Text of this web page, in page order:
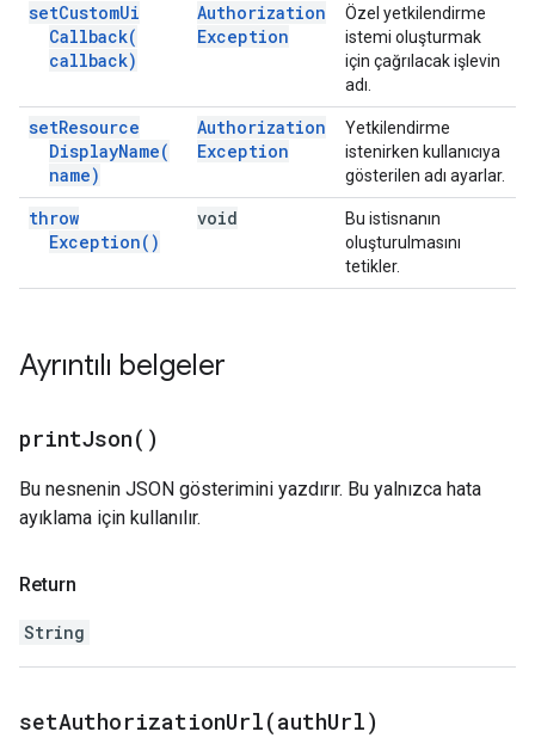
setCustomUi
Callback(
callback)
Authorization
Exception
Özel yetkilendirme
istemi oluşturmak
için çağrılacak işlevin
adı.
setResource
DisplayName(
name)
Authorization
Exception
Yetkilendirme
istenirken kullanıcıya
gösterilen adı ayarlar.
throw
Exception( )
void
Bu istisnanın
oluşturulmasını
tetikler.
Ayrıntılı belgeler
printJson( )
Bu nesnenin JSON gösterimini yazdırır. Bu yalnızca hata
ayıklama için kullanılır.
Return
String
setAuthorizationUrl(authUrl)